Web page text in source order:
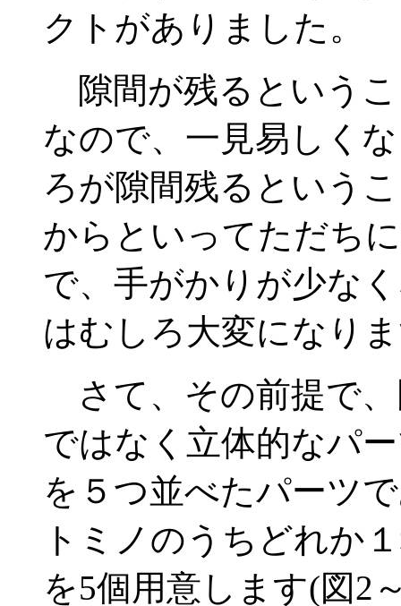
クトがありました。
隙間が残るという
なので、一見易しく
ろが隙間残るという
からといってただち
で、手がかりが少な
はむしろ大変になり
さて、その前提で
ではなく立体的なパ
を５つ並べたパーツ
トミノのうちどれか
を5個用意します(図2